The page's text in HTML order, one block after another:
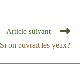
Article suivant
Si on ouvrait les yeux?